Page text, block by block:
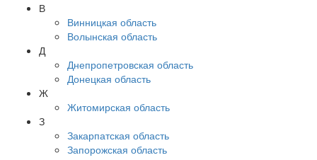
В
Винницкая область
Волынская область
Д
Днепропетровская область
Донецкая область
Ж
Житомирская область
З
Закарпатская область
Запорожская область